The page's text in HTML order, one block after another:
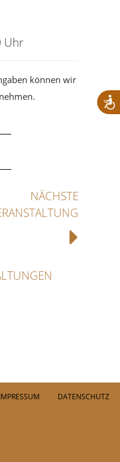
Uhr
können wir
NÄCHSTE
IMPRESSUM DATENSCHUTZ